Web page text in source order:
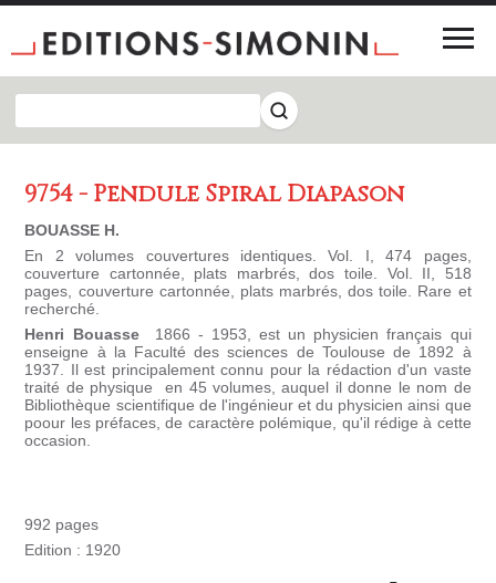
9754 - Pendule Spiral Diapason
BOUASSE H.
En 2 volumes couvertures identiques. Vol. I, 474 pages,
couverture cartonnée, plats marbrés, dos toile. Vol. II, 518
pages, couverture cartonnée, plats marbrés, dos toile. Rare et
recherché.
Henri Bouasse1866 - 1953, est un physicien français qui
enseigne à la Faculté des sciences de Toulouse de 1892 à
1937. Il est principalement connu pour la rédaction d'un vaste
traité de physique en 45 volumes, auquel il donne le nom de
Bibliothèque scientifique de l'ingénieur et du physicien ainsi que
poour les préfaces, de caractère polémique, qu'il rédige à cette
occasion.
992 pages
Edition : 1920